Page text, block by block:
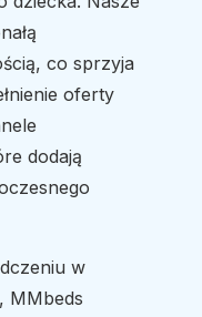
co sprzyja
oferty
dodają
w
MMbeds